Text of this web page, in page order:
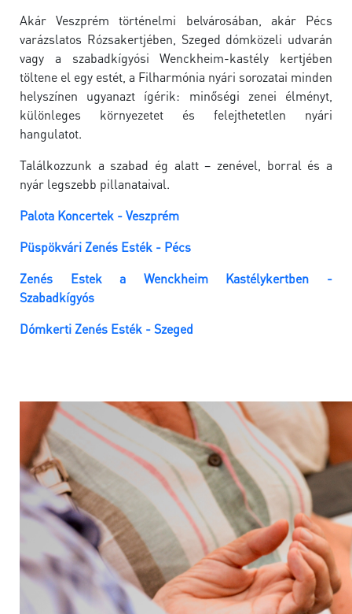
Akár Veszprém történelmi belvárosában, akár Pécs
varázslatos Rózsakertjében, Szeged dómközeli udvarán
vagy a szabadkígyósi Wenckheim-kastély kertjében
töltene el egy estét, a Filharmónia nyári sorozatai minden
helyszínen ugyanazt ígérik: minőségi zenei élményt,
különleges környezetet és felejthetetlen nyári
hangulatot.
Találkozzunk a szabad ég alatt – zenével, borral és a
nyár legszebb pillanataival.
Palota Koncertek - Veszprém
Püspökvári Zenés Esték - Pécs
Zenés Estek a Wenckheim Kastélykertben -
Szabadkígyós
Dómkerti Zenés Esték - Szeged